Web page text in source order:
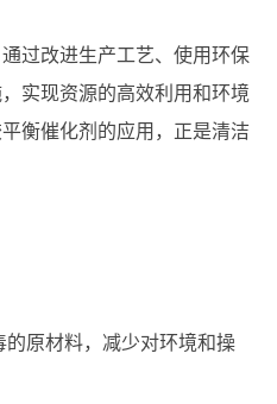
过改进生产工艺、使用环保
实现资源的高效利用和环境
衡催化剂的应用，正是清洁
原材料，减少对环境和操